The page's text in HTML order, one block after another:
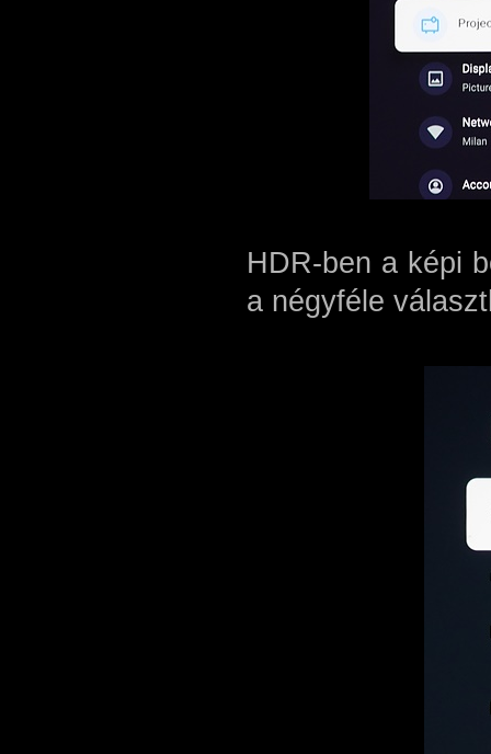
HDR-ben a képi
a négyféle